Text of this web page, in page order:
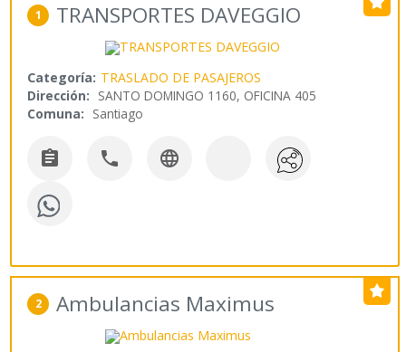
1 TRANSPORTES DAVEGGIO
Categoría: TRASLADO DE PASAJEROS
Dirección: SANTO DOMINGO 1160, OFICINA 405
Comuna: Santiago
  
2 Ambulancias Maximus